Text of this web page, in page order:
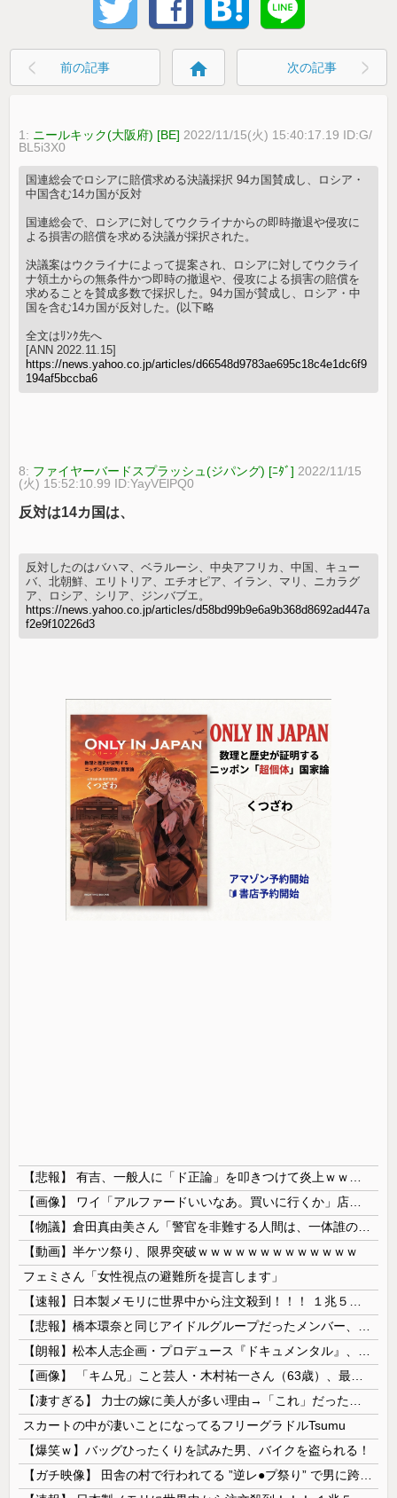
前の記事 home 次の記事
1: ニールキック(大阪府) [BE] 2022/11/15(火) 15:40:17.19 ID:G/
BL5i3X0
国連総会でロシアに賠償求める決議採択 94カ国賛成し、ロシア・
中国含む14カ国が反対
国連総会で、ロシアに対してウクライナからの即時撤退や侵攻に
よる損害の賠償を求める決議が採択された。
決議案はウクライナによって提案され、ロシアに対してウクライ
ナ領土からの無条件かつ即時の撤退や、侵攻による損害の賠償を
求めることを賛成多数で採択した。94カ国が賛成し、ロシア・中
国を含む14カ国が反対した。(以下略
全文はﾘﾝｸ先へ
[ANN 2022.11.15]
https://news.yahoo.co.jp/articles/d66548d9783ae695c18c4e1dc6f9
194af5bccba6
8: ファイヤーバードスプラッシュ(ジパング) [ﾆﾀﾞ] 2022/11/15
(火) 15:52:10.99 ID:YayVElPQ0
反対は14カ国は、
反対したのはバハマ、ベラルーシ、中央アフリカ、中国、キュー
バ、北朝鮮、エリトリア、エチオピア、イラン、マリ、ニカラグ
ア、ロシア、シリア、ジンバブエ。
https://news.yahoo.co.jp/articles/d58bd99b9e6a9b368d8692ad447a
f2e9f10226d3
【動画】半ケツ祭り、限界突破ｗｗｗｗｗｗｗｗｗｗｗｗｗ
フェミさん「女性視点の避難所を提言します」
スカートの中が凄いことになってるフリーグラドルTsumu
【爆笑ｗ】バッグひったくりを試みた男、バイクを盗られる！